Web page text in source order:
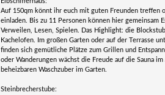
Auf 150qm könnt ihr euch mit guten Freunden treffen
einladen. Bis zu 11 Personen können hier gemeinsam
Verweilen, Lesen, Spielen. Das Highlight: die
Kachelofen. Im großen Garten oder auf der Terrasse
finden sich gemütliche Plätze zum Grillen und
oder Wanderungen wächst die Freude auf die Sauna
beheizbaren Waschzuber im Garten.
Steinbrecherstube: